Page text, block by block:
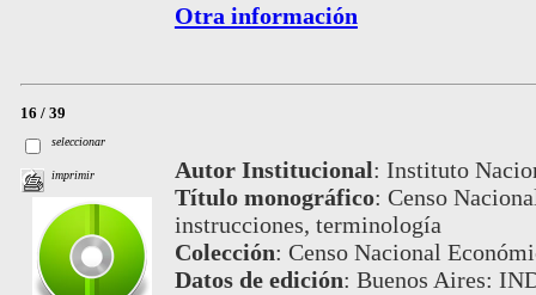
Otra información
16 / 39
seleccionar
imprimir Autor Institucional: Instituto
Título monográfico: Censo
instrucciones, terminología
Colección: Censo Nacional
Datos de edición: Buenos Aires: